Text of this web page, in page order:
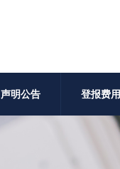
声明公告 登报费用